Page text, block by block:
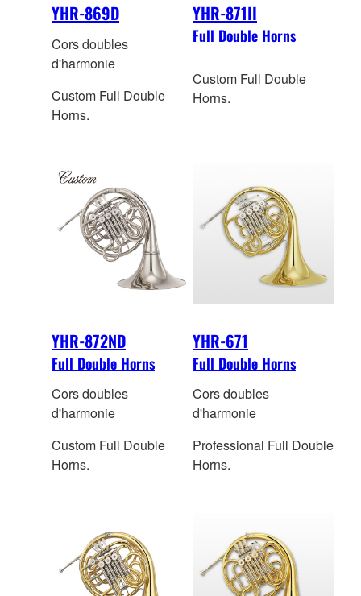
YHR-869D
Cors doubles
d'harmonie
Custom Full Double
Horns.
YHR-871II
Full Double Horns
Custom Full Double
Horns.
YHR-872ND
Full Double Horns
Cors doubles
d'harmonie
Custom Full Double
Horns.
YHR-671
Full Double Horns
Cors doubles
d'harmonie
Professional Full Double
Horns.